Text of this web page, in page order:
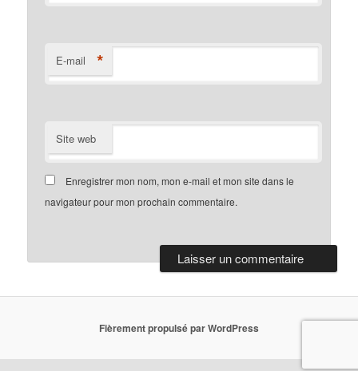
E-mail *
Site web
Enregistrer mon nom, mon e-mail et mon site dans le
navigateur pour mon prochain commentaire.
Fièrement propulsé par WordPress